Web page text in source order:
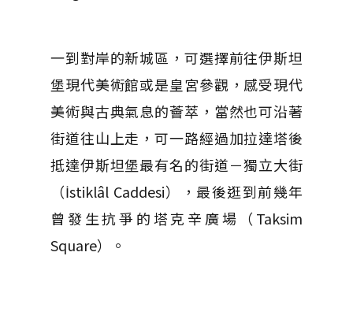
一到對岸的新城區，可選擇前往伊斯坦
堡現代美術館或是皇宮參觀，感受現代
美術與古典氣息的薈萃，當然也可沿著
街道往山上走，可一路經過加拉達塔後
抵達伊斯坦堡最有名的街道－獨立大街
（İstiklâl Caddesi），最後逛到前幾年
曾發生抗爭的塔克辛廣場（Taksim
Square）。